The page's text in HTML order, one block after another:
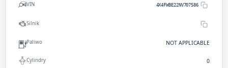
VIN 4X4FWBE22NV707586
Silnik
Paliwo NOT APPLICABLE
Cylindry 0